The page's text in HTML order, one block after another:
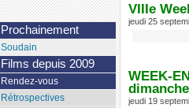
VIIIe
jeudi 25
WEEK-
jeudi 19
Prochainement
Soudain
Films depuis 2009
Rendez-vous
Rétrospectives